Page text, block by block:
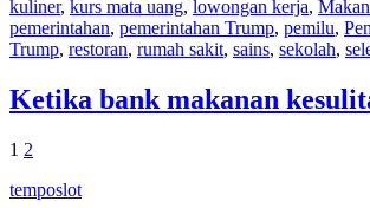
kuliner, kurs mata uang, lowongan kerja,
pemerintahan, pemerintahan Trump, pemilu,
Trump, restoran, rumah sakit, sains, sekolah,
Ketika bank makanan
Posts
pagination
1 2
temposlot